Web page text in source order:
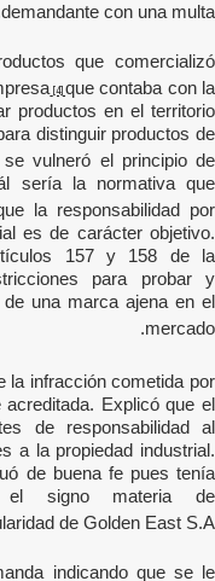
demandante con una multa.
que comercializó
[4] que contaba con la
productos en el territorio
distinguir productos de
vulneró el principio de
sería la normativa que
la responsabilidad por
es de carácter objetivo.
157 y 158 de la
para probar y
una marca ajena en el
mercado.
la infracción cometida por
acreditada. Explicó que el
de responsabilidad al
a la propiedad industrial.
de buena fe pues tenía
el signo materia de
de Golden East S.A.
indicando que se le